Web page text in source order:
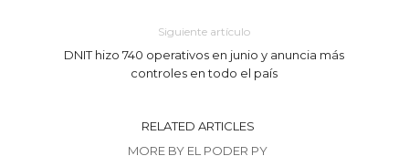
Siguiente artículo
DNIT hizo 740 operativos en junio y anuncia más
controles en todo el país
RELATED ARTICLES
MORE BY EL PODER PY